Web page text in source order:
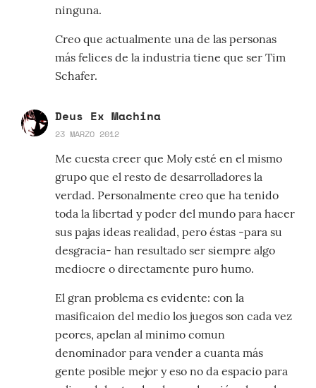
ninguna.
Creo que actualmente una de las personas
más felices de la industria tiene que ser Tim
Schafer.
Deus Ex Machina
23 MARZO 2012
Me cuesta creer que Moly esté en el mismo
grupo que el resto de desarrolladores la
verdad. Personalmente creo que ha tenido
toda la libertad y poder del mundo para hacer
sus pajas ideas realidad, pero éstas -para su
desgracia- han resultado ser siempre algo
mediocre o directamente puro humo.
El gran problema es evidente: con la
masificaion del medio los juegos son cada vez
peores, apelan al minimo comun
denominador para vender a cuanta más
gente posible mejor y eso no da espacio para